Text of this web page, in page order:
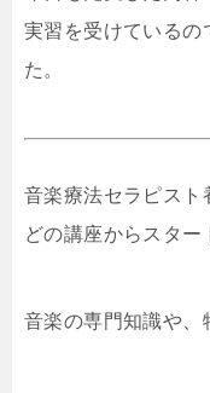
実習を受けているの
た。
音楽療法セラピスト
どの講座からスター
音楽の専門知識や、